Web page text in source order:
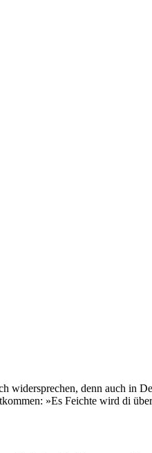
denn auch in
»Es Feichte wird di